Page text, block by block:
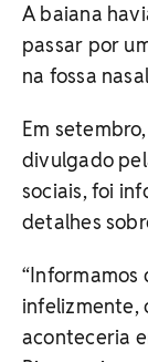
A baiana
passar por
na fossa
Em
divulgado
sociais, foi
detalhes
“Informamos
infelizmente,
aconteceria